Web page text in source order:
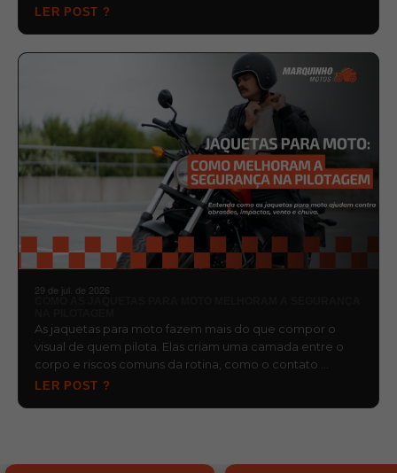
LER POST ?
29 de jul. de 2026
As jaquetas para moto fazem mais do que compor o
visual de quem pilota. Elas criam uma camada entre o
corpo e riscos comuns da rotina, como o contato …
LER POST ?